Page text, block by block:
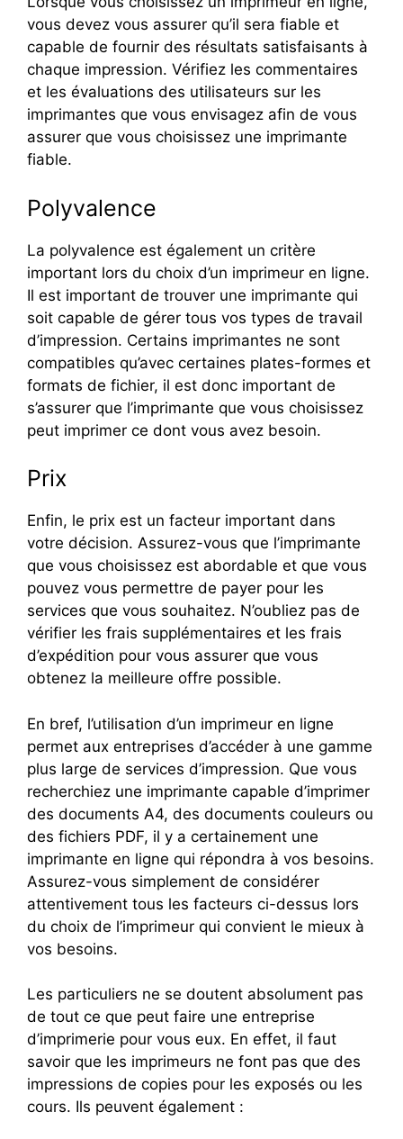
vous devez vous assurer qu’il sera fiable et
capable de fournir des résultats satisfaisants à
chaque impression. Vérifiez les commentaires
et les évaluations des utilisateurs sur les
imprimantes que vous envisagez afin de vous
assurer que vous choisissez une imprimante
fiable.
Polyvalence
La polyvalence est également un critère
important lors du choix d’un imprimeur en ligne.
Il est important de trouver une imprimante qui
soit capable de gérer tous vos types de travail
d’impression. Certains imprimantes ne sont
compatibles qu’avec certaines plates-formes et
formats de fichier, il est donc important de
s’assurer que l’imprimante que vous choisissez
peut imprimer ce dont vous avez besoin.
Prix
Enfin, le prix est un facteur important dans
votre décision. Assurez-vous que l’imprimante
que vous choisissez est abordable et que vous
pouvez vous permettre de payer pour les
services que vous souhaitez. N’oubliez pas de
vérifier les frais supplémentaires et les frais
d’expédition pour vous assurer que vous
obtenez la meilleure offre possible.
En bref, l’utilisation d’un imprimeur en ligne
permet aux entreprises d’accéder à une gamme
plus large de services d’impression. Que vous
recherchiez une imprimante capable d’imprimer
des documents A4, des documents couleurs ou
des fichiers PDF, il y a certainement une
imprimante en ligne qui répondra à vos besoins.
Assurez-vous simplement de considérer
attentivement tous les facteurs ci-dessus lors
du choix de l’imprimeur qui convient le mieux à
vos besoins.
Les particuliers ne se doutent absolument pas
de tout ce que peut faire une entreprise
d’imprimerie pour vous eux. En effet, il faut
savoir que les imprimeurs ne font pas que des
impressions de copies pour les exposés ou les
cours. Ils peuvent également :